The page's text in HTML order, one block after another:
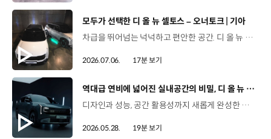
[동영상]
모두가 선택한 디 올 뉴 셀토스 – 오너토크 | 기아
차급을 뛰어넘는 넉넉하고 편안한 공간. 디 올 뉴 셀토스를 선택한 오너들의 Talk🚗 00:00 인트로00:44 오너 프로필01:34 내가 디 올 뉴 셀토스를 선택한 이유03:13 첫차라서 더 소중해04:00 보다 크고 강인해진 디자인05:08 차급을 뛰어넘는 다재다능 실내공간06:03 아이들은 몰랐던 엄마의 새 차07:08 내가 2열 편의성을 고려한 이유09:03 V2L 기능09:58 스테이 모드10:35 ADAS12:11 오감으로 느끼는 사운드 - 1열 바이브로 사운드 시트13:47 내 차를 소개합니다16:32 나에게 셀토스란 #기아 #디올뉴셀토스 #오너토크 #소형SUV #중형급소형SUV #첨단운전자보조기능 #셀토스하이브리드연비 #셀토스하이브리드XLine디자인 #바이브로사운드시트 #휠베이스 #2열리클라이닝시트 #스마트파워테일게이트
2026.07.06. 17분 보기
[동영상]
역대급 연비에 넓어진 실내공간의 비밀, 디 올 뉴 셀토스 개발기
디자인과 성능, 공간 활용성까지 새롭게 완성한 디 올 뉴 셀토스.연구원이 직접 밝히는 풀체인지 개발 비하인드를 만나보세요. 01:35 연구원도 “이건 좀 갖고 싶은데?”라고 생각한 역대급 풀체인지02:22 디 올 뉴 셀토스, 좋은데 비싸다? 개발 연구진의 솔직한 마음03:27 Trial – 기존 셀토스의 최대 약점, NVH 성능 개선 목표03:58 Trial – 패밀리카를 염두에 둔 2열 공간 확보 목표04:48 Trial – 소형 SUV는 꼭 귀여워야 할까? 외장 디자인 목표05:51 Modify – 디 올 뉴 셀토스의 강인한 외관 디자인 탄생 배경07:07 Modify – 비행기 날개 같은 사이드미러 디자인, 고주파 휘슬 소음 잡아내다09:20 Modify – 2열 리클라이닝 시트, 24도의 비밀10:07 Modify – 짜릿한 음악 비트를 진동으로 전달하는, 바이브로 사운드 시트13:15 Improve – 차급을 넘어선 정숙성, 고급 세단 수준의 NVH 달성14:11 Improve – 더 넓고 더 여유롭게, 동급 최강의 2열과 적재공간15:47 Improve – 선택하는 재미까지 더했다, 확 달라진 컬러 라인업16:36 Improve – 연비, 활용성 모두 잡은 하이브리드 기술 소개 (HPC / V2L / 스테이 모드) #기아 #TMI토크 #디올뉴셀토스 #디올뉴셀토스하이브리드 #디올뉴셀토스디자인 #디올뉴셀토스시트 #디올뉴셀토스실내공간 #디올뉴셀토스가격 #디올뉴셀토스옵션 #디올뉴셀토스XLine 유튜브 바로 가가
2026.05.28. 19분 보기